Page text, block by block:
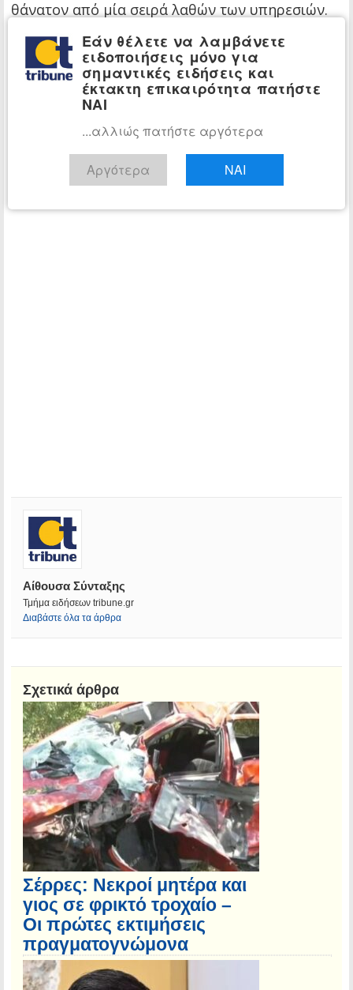
θάνατον από μία σειρά λαθών των υπηρεσιών.
Αίθουσα Σύνταξης
Τμήμα ειδήσεων tribune.gr
Διαβάστε όλα τα άρθρα
Σχετικά άρθρα
Σέρρες: Νεκροί μητέρα και
γιος σε φρικτό τροχαίο –
Οι πρώτες εκτιμήσεις
πραγματογνώμονα
Εάν θέλετε να λαμβάνετε
ειδοποιήσεις μόνο για
σημαντικές ειδήσεις και
έκτακτη επικαιρότητα πατήστε
ΝΑΙ
...αλλιώς πατήστε αργότερα
Αργότερα ΝΑΙ